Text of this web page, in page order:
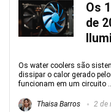
Os
de
Os water coolers são
dissipar o calor gerado
funcionam em um circuito
Thaisa Barros 2 de